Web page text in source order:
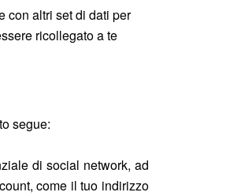
con altri set di dati per
ricollegato a te
segue:
di social network, ad
come il tuo indirizzo